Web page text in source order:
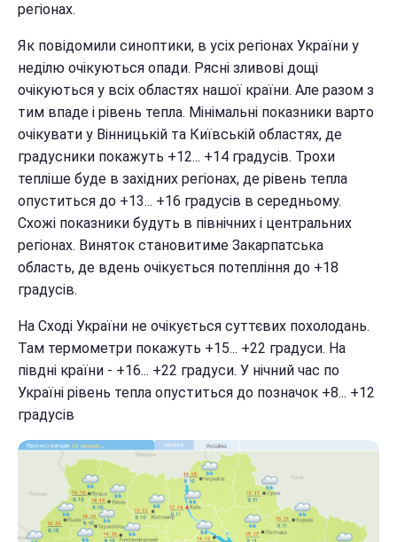
регіонах.
Як повідомили синоптики, в усіх регіонах України у
неділю очікуються опади. Рясні зливові дощі
очікуються у всіх областях нашої країни. Але разом з
тим впаде і рівень тепла. Мінімальні показники варто
очікувати у Вінницькій та Київській областях, де
градусники покажуть +12... +14 градусів. Трохи
тепліше буде в західних регіонах, де рівень тепла
опуститься до +13... +16 градусів в середньому.
Схожі показники будуть в північних і центральних
регіонах. Виняток становитиме Закарпатська
область, де вдень очікується потепління до +18
градусів.
На Сході України не очікується суттєвих похолодань.
Там термометри покажуть +15... +22 градуси. На
півдні країни - +16... +22 градуси. У нічний час по
Україні рівень тепла опуститься до позначок +8... +12
градусів